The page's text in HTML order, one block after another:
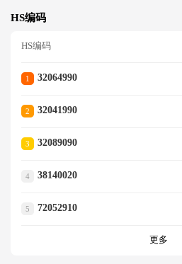
HS编码
HS编码
1 32064990
2 32041990
3 32089090
4 38140020
5 72052910
更多